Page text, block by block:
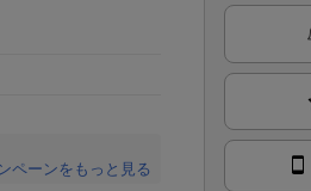
ペーンをもっと見る